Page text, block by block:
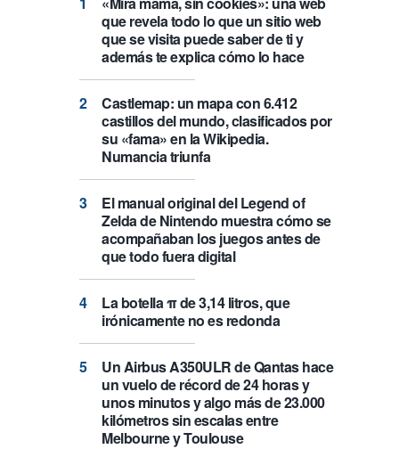
que revela todo lo que un sitio web
que se visita puede saber de ti y
además te explica cómo lo hace
Castlemap: un mapa con 6.412
castillos del mundo, clasificados por
su «fama» en la Wikipedia.
Numancia triunfa
El manual original del Legend of
Zelda de Nintendo muestra cómo se
acompañaban los juegos antes de
que todo fuera digital
La botella π de 3,14 litros, que
irónicamente no es redonda
Un Airbus A350ULR de Qantas hace
un vuelo de récord de 24 horas y
unos minutos y algo más de 23.000
kilómetros sin escalas entre
Melbourne y Toulouse